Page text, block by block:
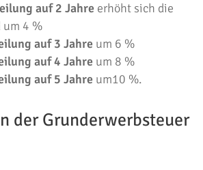
auf 2 Jahre erhöht sich die
um 4 %
auf 3 Jahre um 6 %
auf 4 Jahre um 8 %
auf 5 Jahre um10 %.
der Grunderwerbsteuer